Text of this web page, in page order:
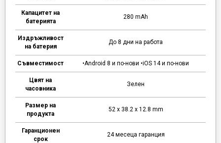
Капацитет на
батерията
280 mAh
Издръжливост
на батерия
До 8 дни на работа
Съвместимост •Android 8 и по-нови •iOS 14 и по-нови
Цвят на
часовника
Зелен
Размер на
продукта
52 x 38.2 x 12.8 mm
Гаранционен
срок
24 месеца гаранция